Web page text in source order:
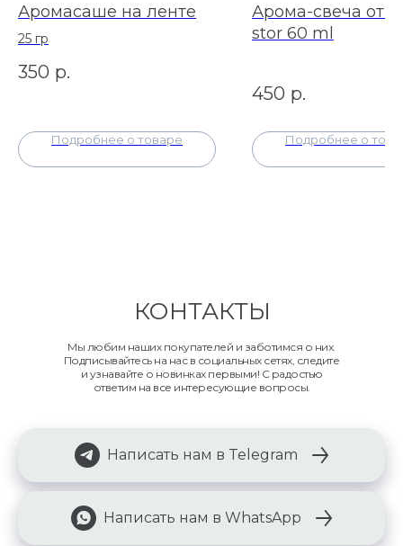
Аромасаше на ленте
25 гр
350 р.
Подробнее о товаре
Арома-свеча от
stor 60 ml
450 р.
Подробнее о
КОНТАКТЫ
Мы любим наших покупателей и заботимся о них.
Подписывайтесь на нас в социальных сетях, следите
и узнавайте о новинках первыми! С радостью
ответим на все интересующие вопросы.
Написать нам в Telegram
Написать нам в WhatsApp